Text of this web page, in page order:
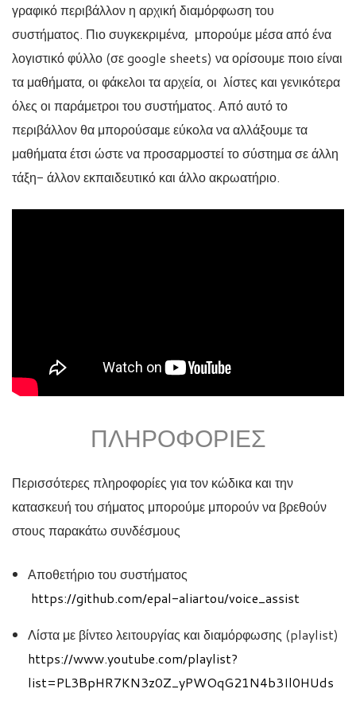
γραφικό περιβάλλον η αρχική διαμόρφωση του
συστήματος. Πιο συγκεκριμένα, μπορούμε μέσα από ένα
λογιστικό φύλλο (σε google sheets) να ορίσουμε ποιο είναι
τα μαθήματα, οι φάκελοι τα αρχεία, οι λίστες και γενικότερα
όλες οι παράμετροι του συστήματος. Από αυτό το
περιβάλλον θα μπορούσαμε εύκολα να αλλάξουμε τα
μαθήματα έτσι ώστε να προσαρμοστεί το σύστημα σε άλλη
τάξη- άλλον εκπαιδευτικό και άλλο ακρωατήριο.
ΠΛΗΡΟΦΟΡΊΕΣ
Περισσότερες πληροφορίες για τον κώδικα και την
κατασκευή του σήματος μπορούμε μπορούν να βρεθούν
στους παρακάτω συνδέσμους
Αποθετήριο του συστήματος
https://github.com/epal-aliartou/voice_assist
Λίστα με βίντεο λειτουργίας και διαμόρφωσης (playlist)
https://www.youtube.com/playlist?
list=PL3BpHR7KN3z0Z_yPWOqG21N4b3Il0HUds